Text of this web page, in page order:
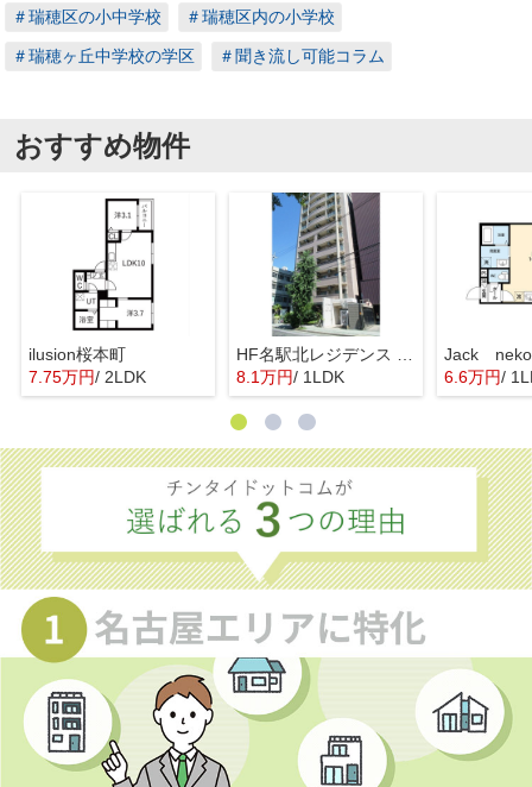
＃瑞穂区の小中学校
＃瑞穂区内の小学校
＃瑞穂ヶ丘中学校の学区 ＃聞き流し可能コラム
おすすめ物件
ilusion桜本町
7.75万円/ 2LDK
8.1万円/ 1LDK 6.6万円/